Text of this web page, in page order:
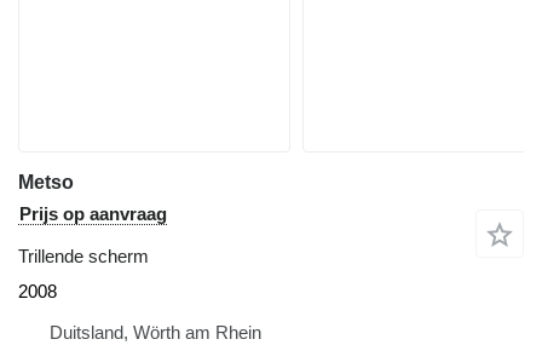
Metso
Prijs op aanvraag
Trillende scherm
2008
Duitsland, Wörth am Rhein